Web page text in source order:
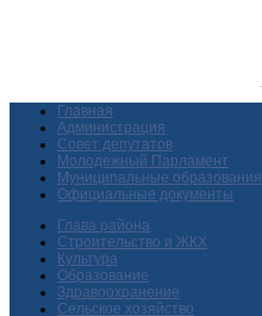
Главная
Администрация
Совет депутатов
Молодежный Парламент
Муниципальные образования
Официальные документы
Глава района
Строительство и ЖКХ
Культура
Образование
Здравоохранение
Сельское хозяйство